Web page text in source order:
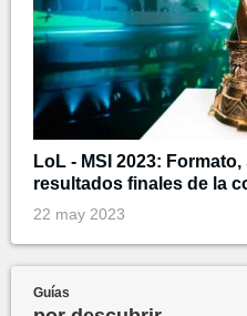
LoL - MSI 2023:
resultados finales de la
22 may 2023
Guías